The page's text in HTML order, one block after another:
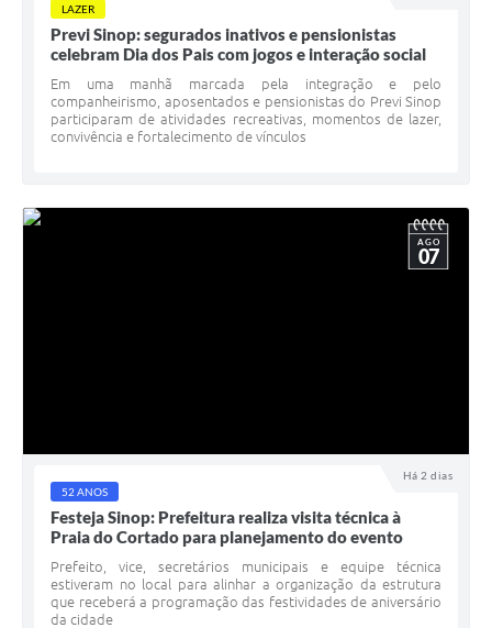
LAZER
Previ Sinop: segurados inativos e pensionistas
celebram Dia dos Pais com jogos e interação social
Em uma manhã marcada pela integração e pelo
companheirismo, aposentados e pensionistas do Previ Sinop
participaram de atividades recreativas, momentos de lazer,
convivência e fortalecimento de vínculos
Há 2 dias
AGO
07
52 ANOS
Festeja Sinop: Prefeitura realiza visita técnica à
Praia do Cortado para planejamento do evento
Prefeito, vice, secretários municipais e equipe técnica
estiveram no local para alinhar a organização da estrutura
que receberá a programação das festividades de aniversário
da cidade